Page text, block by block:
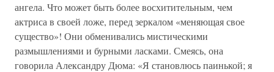
ангела. Что может быть более восхитительным, чем
актриса в своей ложе, перед зеркалом «меняющая свое
существо»! Они обменивались мистическими
размышлениями и бурными ласками. Смеясь, она
говорила Александру Дюма: «Я становлюсь паинькой; я